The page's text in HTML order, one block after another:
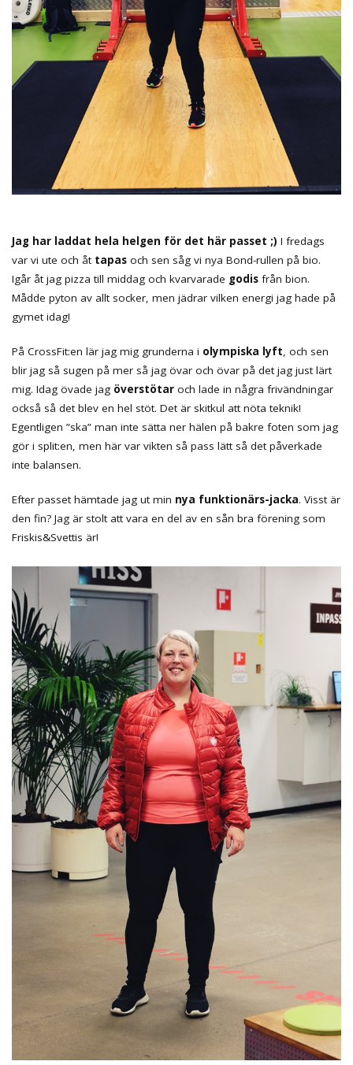
Jag har laddat hela helgen för det här passet ;) I fredags
var vi ute och åt tapas och sen såg vi nya Bond-rullen på bio.
Igår åt jag pizza till middag och kvarvarade godis från bion.
Mådde pyton av allt socker, men jädrar vilken energi jag hade på
gymet idag!
På CrossFit:en lär jag mig grunderna i olympiska lyft, och sen
blir jag så sugen på mer så jag övar och övar på det jag just lärt
mig. Idag övade jag överstötar och lade in några frivändningar
också så det blev en hel stöt. Det är skitkul att nöta teknik!
Egentligen ”ska” man inte sätta ner hälen på bakre foten som jag
gör i split:en, men här var vikten så pass lätt så det påverkade
inte balansen.
Efter passet hämtade jag ut min nya funktionärs-jacka. Visst är
den fin? Jag är stolt att vara en del av en sån bra förening som
Friskis&Svettis är!